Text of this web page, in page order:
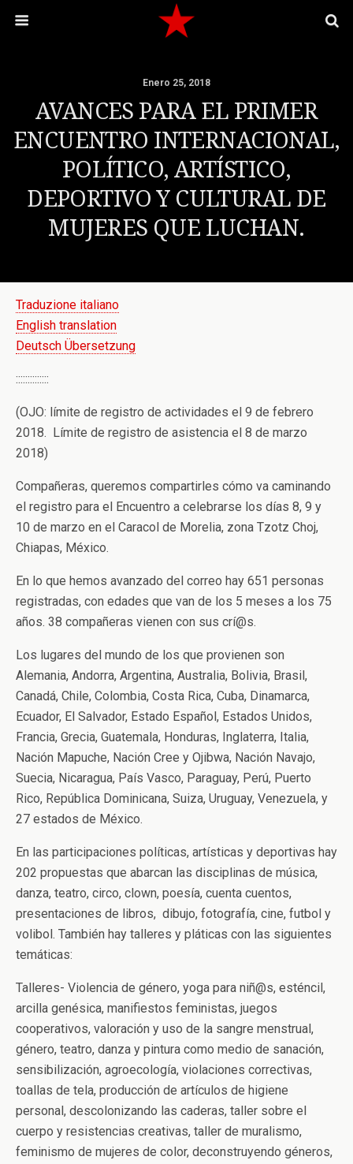
Enero 25, 2018
AVANCES PARA EL PRIMER
ENCUENTRO INTERNACIONAL,
POLÍTICO, ARTÍSTICO,
DEPORTIVO Y CULTURAL DE
MUJERES QUE LUCHAN.
Traduzione italiano
English translation
Deutsch Übersetzung
::::::::::::::
(OJO: límite de registro de actividades el 9 de febrero
2018. Límite de registro de asistencia el 8 de marzo
2018)
Compañeras, queremos compartirles cómo va caminando
el registro para el Encuentro a celebrarse los días 8, 9 y
10 de marzo en el Caracol de Morelia, zona Tzotz Choj,
Chiapas, México.
En lo que hemos avanzado del correo hay 651 personas
registradas, con edades que van de los 5 meses a los 75
años. 38 compañeras vienen con sus crí@s.
Los lugares del mundo de los que provienen son
Alemania, Andorra, Argentina, Australia, Bolivia, Brasil,
Canadá, Chile, Colombia, Costa Rica, Cuba, Dinamarca,
Ecuador, El Salvador, Estado Español, Estados Unidos,
Francia, Grecia, Guatemala, Honduras, Inglaterra, Italia,
Nación Mapuche, Nación Cree y Ojibwa, Nación Navajo,
Suecia, Nicaragua, País Vasco, Paraguay, Perú, Puerto
Rico, República Dominicana, Suiza, Uruguay, Venezuela, y
27 estados de México.
En las participaciones políticas, artísticas y deportivas hay
202 propuestas que abarcan las disciplinas de música,
danza, teatro, circo, clown, poesía, cuenta cuentos,
presentaciones de libros, dibujo, fotografía, cine, futbol y
volibol. También hay talleres y pláticas con las siguientes
temáticas:
Talleres- Violencia de género, yoga para niñ@s, esténcil,
arcilla genésica, manifiestos feministas, juegos
cooperativos, valoración y uso de la sangre menstrual,
género, teatro, danza y pintura como medio de sanación,
sensibilización, agroecología, violaciones correctivas,
toallas de tela, producción de artículos de higiene
personal, descolonizando las caderas, taller sobre el
cuerpo y resistencias creativas, taller de muralismo,
feminismo de mujeres de color, deconstruyendo géneros,